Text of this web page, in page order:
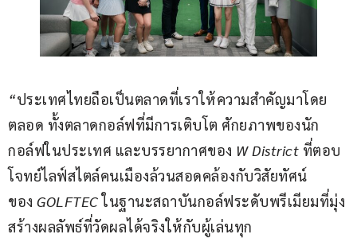
“ประเทศไทยถือเป็นตลาดที่เราให้ความสำคัญมาโดย
ตลอด ทั้งตลาดกอล์ฟที่มีการเติบโต ศักยภาพของนัก
กอล์ฟในประเทศ และบรรยากาศของ W District ที่ตอบ
โจทย์ไลฟ์สไตล์คนเมืองล้วนสอดคล้องกับวิสัยทัศน์
ของ GOLFTEC ในฐานะสถาบันกอล์ฟระดับพรีเมียมที่มุ่ง
สร้างผลลัพธ์ที่วัดผลได้จริงให้กับผู้เล่นทุก